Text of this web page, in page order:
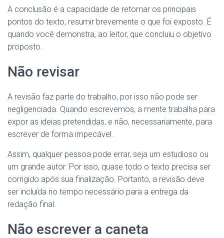
A conclusão é a capacidade de retomar os principais
pontos do texto, resumir brevemente o que foi exposto. É
quando você demonstra, ao leitor, que concluiu o objetivo
proposto.
Não revisar
A revisão faz parte do trabalho, por isso não pode ser
negligenciada. Quando escrevemos, a mente trabalha para
expor as ideias pretendidas, e não, necessariamente, para
escrever de forma impecável.
Assim, qualquer pessoa pode errar, seja um estudioso ou
um grande autor. Por isso, quase todo o texto precisa ser
corrigido após sua finalização. Portanto, a revisão deve
ser incluída no tempo necessário para a entrega da
redação final.
Não escrever a caneta